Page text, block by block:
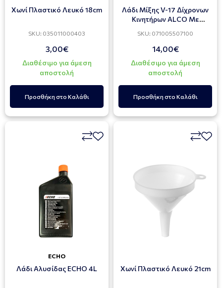
Χωνί Πλαστικό Λευκό 18cm
SKU: 035011000403
3,00€
Διαθέσιμο για άμεση
αποστολή
Προσθήκη στο Καλάθι
Λάδι Μίξης V-17 Δίχρονων
Κινητήρων ALCO Με
SKU: 071005507100
14,00€
Διαθέσιμο για άμεση
αποστολή
Προσθήκη στο Καλάθι
ECHO
Λάδι Αλυσίδας ECHO 4L Χωνί Πλαστικό Λευκό 21cm